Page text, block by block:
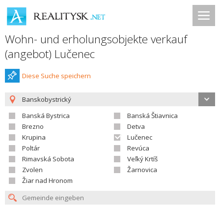
Wohn- und erholungsobjekte verkauf
(angebot) Lučenec
Diese Suche speichern
Banskobystrický
Banská Bystrica
Banská Štiavnica
Brezno
Detva
Krupina
Lučenec
Poltár
Revúca
Rimavská Sobota
Veľký Krtíš
Zvolen
Žarnovica
Žiar nad Hronom